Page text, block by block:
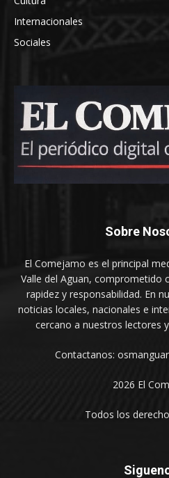
Internacionales
Sociales
Sobre
El Comejamo es el principal
Valle del Aguan, comprometido
rapidez y responsabilidad. En
noticias locales, nacionales e
cercano a nuestros lectores
Contactanos:
2026 El
Todos los